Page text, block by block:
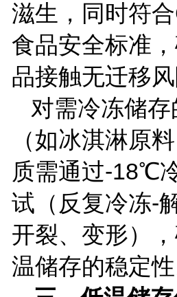
滋生，同时符合
食品安全标准
品接触无迁移风
对需冷冻储
（如冰淇淋原
质需通过-18℃
试（反复冷冻-
开裂、变形）
温储存的稳定性